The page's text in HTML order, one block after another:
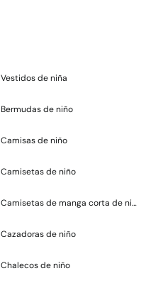
Vestidos de niña
Bermudas de niño
Camisas de niño
Camisetas de niño
Camisetas de manga corta de niño
Cazadoras de niño
Chalecos de niño